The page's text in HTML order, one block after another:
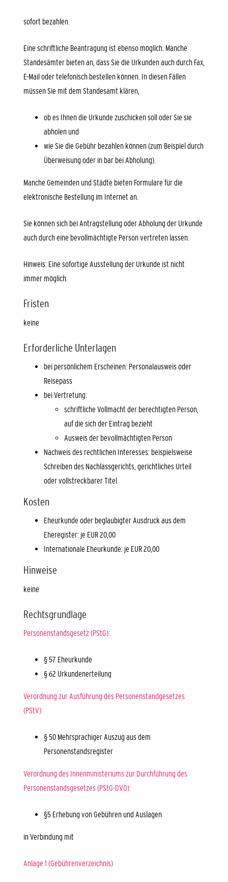
sofort bezahlen.
Eine schriftliche Beantragung ist ebenso möglich. Manche
Standesämter bieten an, dass Sie die Urkunden auch durch Fax,
E-Mail oder telefonisch bestellen können. In diesen Fällen
müssen Sie mit dem Standesamt klären,
ob es Ihnen die Urkunde zuschicken soll oder Sie sie
abholen und
wie Sie die Gebühr bezahlen können(zum Beispiel durch
Überweisung oder in bar bei Abholung)
Manche Gemeinden und Städte bieten Formulare für die
elektronische Bestellung im Internet an.
Sie können sich bei Antragstellung oder Abholung der Urkunde
auch durch eine bevollmächtigte Person vertreten lassen.
Hinweis: Eine sofortige Ausstellung der Urkunde ist nicht
immer möglich.
Fristen
keine
Erforderliche Unterlagen
bei persönlichem Erscheinen: Personalausweis oder
Reisepass
bei Vertretung:
schriftliche Vollmacht der berechtigten Person,
auf die sich der Eintrag bezieht
Ausweis der bevollmächtigten Person
Nachweis des rechtlichen Interesses: beispielsweise
Schreiben des Nachlassgerichts, gerichtliches Urteil
oder vollstreckbarer Titel
Kosten
Eheurkunde oder beglaubigter Ausdruck aus dem
Eheregister: je EUR 20,00
Internationale Eheurkunde: je EUR 20,00
Hinweise
keine
Rechtsgrundlage
Personenstandsgesetz (PStG):
§ 57 Eheurkunde
§ 62 Urkundenerteilung
Verordnung zur Ausführung des Personenstandgesetzes
(PStV):
§ 50 Mehrsprachiger Auszug aus dem
Personenstandsregister
Verordnung des Innenministeriums zur Durchführung des
Personenstandsgesetzes (PStG-DVO):
§5 Erhebung von Gebühren und Auslagen
in Verbindung mit
Anlage 1 (Gebührenverzeichnis)